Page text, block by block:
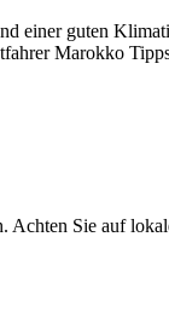
einer guten
Marokko
Sie auf